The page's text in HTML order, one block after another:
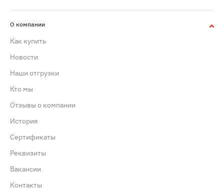
О компании
Как купить
Новости
Наши отгрузки
Кто мы
Отзывы о компании
История
Сертификаты
Реквизиты
Вакансии
Контакты